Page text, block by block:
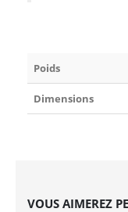
Poids
Dimensions
VOUS AIMEREZ